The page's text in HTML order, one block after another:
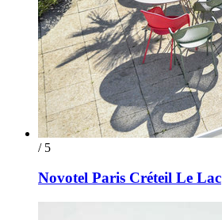
/ 5
Novotel Paris Créteil Le Lac